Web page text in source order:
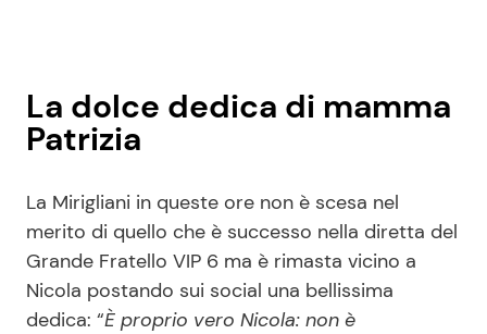
La dolce dedica di mamma
Patrizia
La Mirigliani in queste ore non è scesa nel
merito di quello che è successo nella diretta del
Grande Fratello VIP 6 ma è rimasta vicino a
Nicola postando sui social una bellissima
dedica: “È proprio vero Nicola: non è